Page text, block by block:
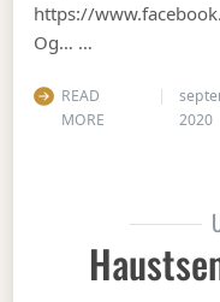
https://
Og… …
READ
MORE
2020